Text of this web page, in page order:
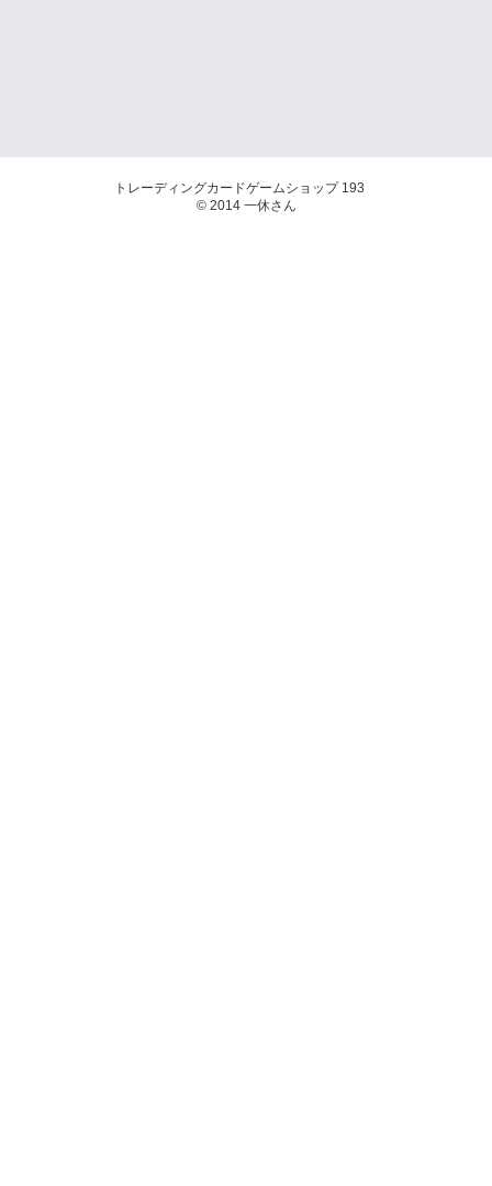
トレーディングカードゲームショップ 193
© 2014 一休さん